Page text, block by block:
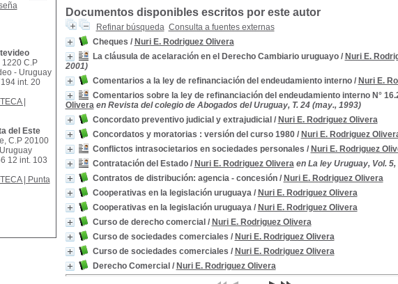
Documentos disponibles escritos por este autor
Refinar búsqueda Consulta a fuentes externas
Cheques / Nuri E. Rodriguez Olivera
La cláusula de acelaración en el Derecho Cambiario uruguayo/ Nuri E.
2001)
Comentarios a la ley de refinanciación del endeudamiento interno/ Nuri E.
Comentarios sobre la ley de refinanciación del endeudamiento interno N°
Olivera en Revista del colegio de Abogados del Uruguay, T. 24 (may., 1993)
Concordato preventivo judicial y extrajudicial / Nuri E. Rodriguez Olivera
Concordatos y moratorias : versión del curso 1980/ Nuri E. Rodriguez
Conflictos intrasocietarios en sociedades personales / Nuri E. Rodriguez
Contratación del Estado/ Nuri E. Rodriguez Olivera en La ley Uruguay, Vol. 5,
Contratos de distribución: agencia - concesión/ Nuri E. Rodriguez Olivera
Cooperativas en la legislación uruguaya/ Nuri E. Rodriguez Olivera
Cooperativas en la legislación uruguaya/ Nuri E. Rodriguez Olivera
Curso de derecho comercial / Nuri E. Rodriguez Olivera
Curso de sociedades comerciales / Nuri E. Rodriguez Olivera
Curso de sociedades comerciales / Nuri E. Rodriguez Olivera
Derecho Comercial / Nuri E. Rodriguez Olivera
C.P
- Uruguay
int. 20
|
del Este
C.P 20100
12 int. 103
| Punta